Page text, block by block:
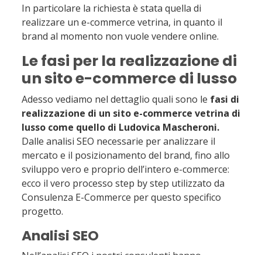
In particolare la richiesta è stata quella di
realizzare un e-commerce vetrina, in quanto il
brand al momento non vuole vendere online.
Le fasi per la realizzazione di
un sito e-commerce di lusso
Adesso vediamo nel dettaglio quali sono le fasi di
realizzazione di un sito e-commerce vetrina di
lusso come quello di Ludovica Mascheroni.
Dalle analisi SEO necessarie per analizzare il
mercato e il posizionamento del brand, fino allo
sviluppo vero e proprio dell’intero e-commerce:
ecco il vero processo step by step utilizzato da
Consulenza E-Commerce per questo specifico
progetto.
Analisi SEO